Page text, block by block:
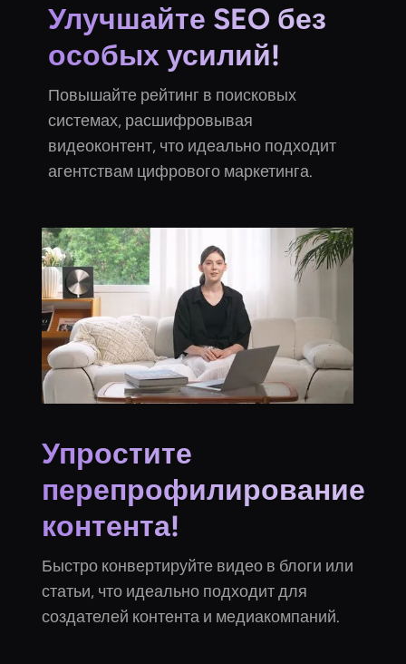
Улучшайте SEO без
особых усилий!
Повышайте рейтинг в поисковых
системах, расшифровывая
видеоконтент, что идеально подходит
агентствам цифрового маркетинга.
Упростите
перепрофилирование
контента!
Быстро конвертируйте видео в блоги или
статьи, что идеально подходит для
создателей контента и медиакомпаний.